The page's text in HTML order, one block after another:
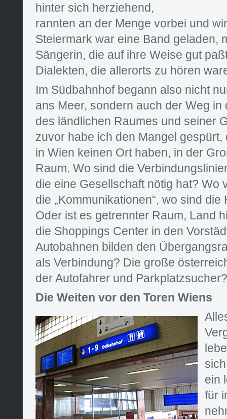
hinter sich herziehend,
rannten an der Menge vorbei und
Steiermark war eine Band geladen,
Sängerin, die auf ihre Weise gut
Dialekten, die allerorts zu hören
Im Südbahnhof begann also nicht
ans Meer, sondern auch der Weg in
des ländlichen Raumes und seiner
zuvor habe ich den Mangel
in Wien keinen Ort haben, in der
Raum. Wo sind die
die eine Gesellschaft nötig hat? Wo
die „Kommunikationen“, wo sind
Oder ist es getrennter Raum, Land
die Shoppings Center in den
Autobahnen bilden den
als Verbindung? Die große
der Autofahrer und Parkplatzsucher?
Die Weiten vor den Toren Wiens
ein
für